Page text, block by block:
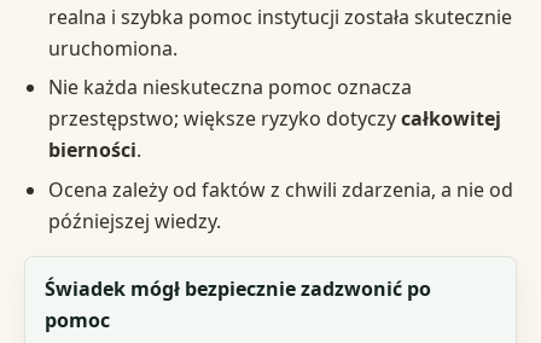
realna i szybka pomoc instytucji została skutecznie
uruchomiona.
Nie każda nieskuteczna pomoc oznacza
przestępstwo; większe ryzyko dotyczycałkowitej
bierności.
Ocena zależy od faktów z chwili zdarzenia, a nie od
późniejszej wiedzy.
Sytuacja
Świadek mógł bezpiecznie zadzwonić po
pomoc